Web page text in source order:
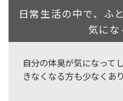
日常生活の中で、ふ
気に
自分の体臭が気になって
きなくなる方も少なくあ